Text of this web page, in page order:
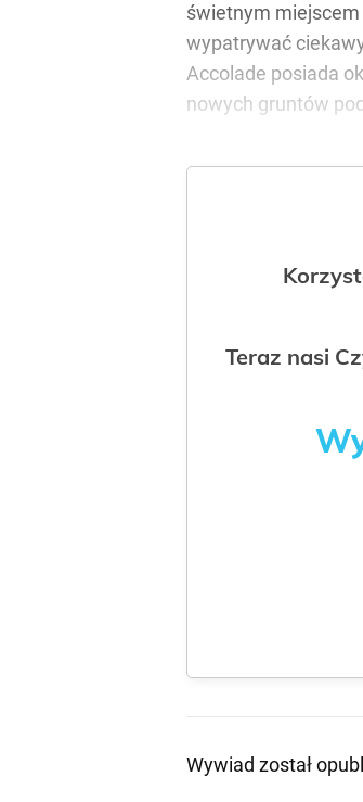
świetnym miejscem
wypatrywać
Accolade posiada
nowych gruntów
Teraz nasi
Wywiad został